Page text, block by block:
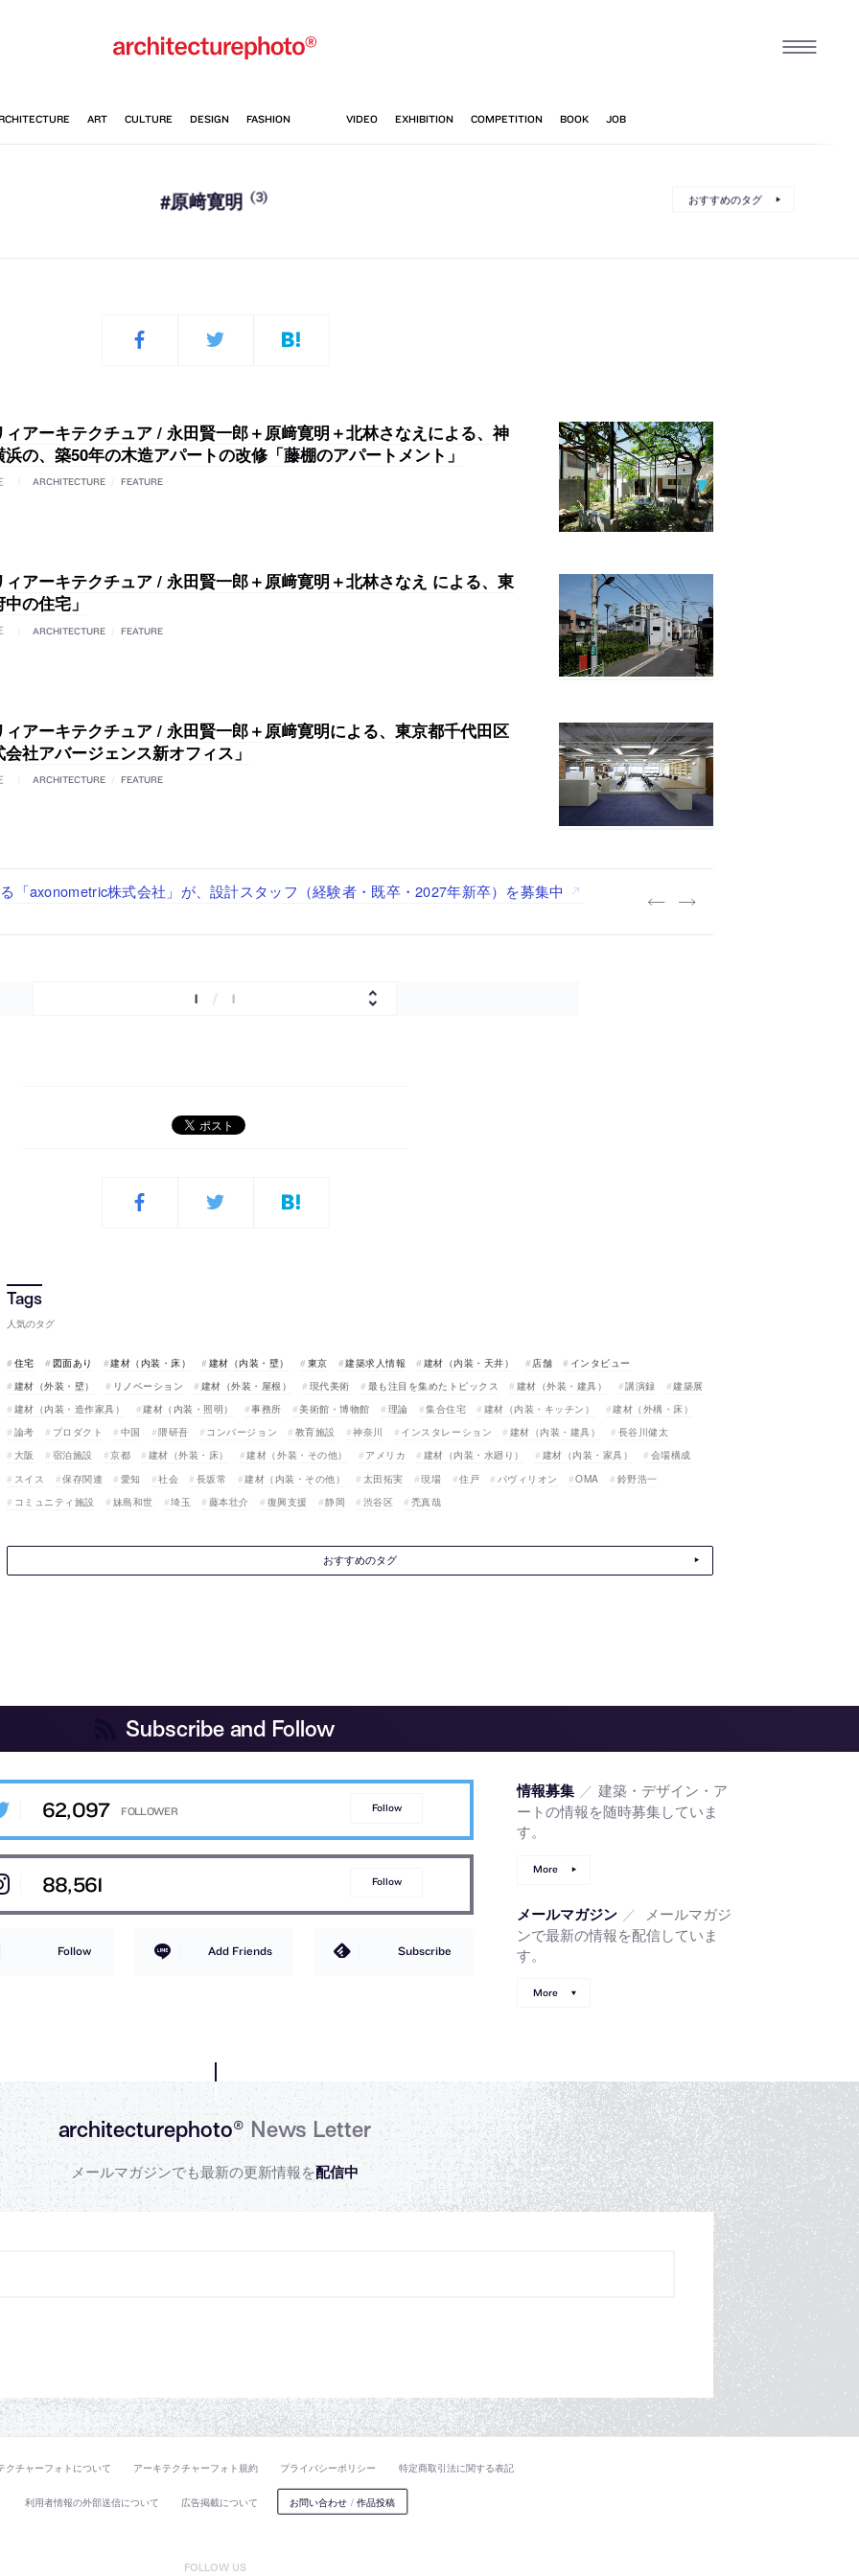
#原﨑寛明 (3) おすすめのタグ
ィアーキテクチュア / 永田賢一郎＋原﨑寛明＋北林さなえによる、神
の、築50年の木造アパートの改修「藤棚のアパートメント」
ARCHITECTURE FEATURE
ィアーキテクチュア / 永田賢一郎＋原﨑寛明＋北林さなえ による、東
の住宅」
ARCHITECTURE FEATURE
ィアーキテクチュア / 永田賢一郎＋原﨑寛明による、東京都千代田区
社アバージェンス新オフィス」
ARCHITECTURE FEATURE
「axonometric株式会社」が、設計スタッフ（経験者・既卒・2027年新卒）を募集中
“価値循環の仕組み”を作り、リモートワーク主体の働き方を実践する「株式会社つぎと」が、
、設計パートナー (業務委託) を募集中
る建築を手掛け、スタッフ同士で助け合う環境づくりも行う「E.A.S.T.architects」が、設計
する「梅澤竜也 / ALA INC.」が、設計スタッフ・アルバイト・事務職を募集中
1 / 1
人気のタグ
住宅 図面あり 建材（内装・床） 建材（内装・壁） 東京 建築求人情報 建材（内装・天井） 店舗
インタビュー
建材（外装・壁）
リノベーション 建材（外装・屋根） 現代美術 最も注目を集めたトピックス 建材（外装・建具） 講演録
建築展
建材（内装・造作家具）
建材（内装・照明） 事務所 美術館・博物館 理論 集合住宅 建材（内装・キッチン）
建材（外構・床）
論考
プロダクト 中国 隈研吾 コンバージョン 教育施設 神奈川 インスタレーション 建材（内装・建具）
長谷川健太
大阪
宿泊施設 京都 建材（外装・床） 建材（外装・その他） アメリカ 建材（内装・水廻り） 建材（内装・家具）
会場構成
スイス
保存関連 愛知 社会 長坂常 建材（内装・その他） 太田拓実 現場 住戸 パヴィリオン OMA
鈴野浩一
コミュニティ施設
妹島和世 埼玉 藤本壮介 復興支援 静岡 渋谷区 禿真哉
おすすめのタグ
Subscribe and Follow
62,097 Follow
88,561 Follow
Follow Add Friends Subscribe
情報募集 ／ 建築・デザイン・ア
ートの情報を随時募集していま
す。
More
メールマガジン ／
メールマガジ
ンで最新の情報を配信していま
す。
More
architecturephoto®News Letter
メールマガジンでも最新の更新情報を配信中
クチャーフォトについて アーキテクチャーフォト規約 プライバシーポリシー 特定商取引法に関する表記
利用者情報の外部送信について 広告掲載について お問い合わせ / 作品投稿